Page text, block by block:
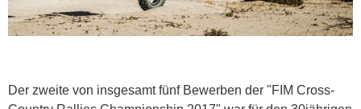
Der zweite von insgesamt fünf Bewerben der "FIM Cross-